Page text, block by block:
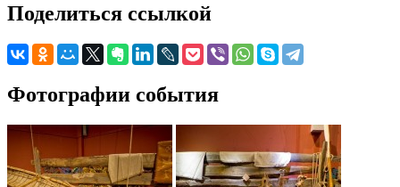
Поделиться ссылкой
Фотографии события